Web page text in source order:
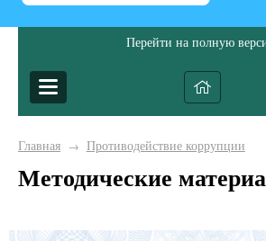
Перейти на полную
Главная → Противодействие коррупции
Методические